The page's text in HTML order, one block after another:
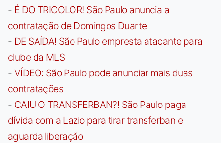
- É DO TRICOLOR! São Paulo anuncia a
contratação de Domingos Duarte
- DE SAÍDA! São Paulo empresta atacante para
clube da MLS
- VÍDEO: São Paulo pode anunciar mais duas
contratações
- CAIU O TRANSFERBAN?! São Paulo paga
dívida com a Lazio para tirar transferban e
aguarda liberação